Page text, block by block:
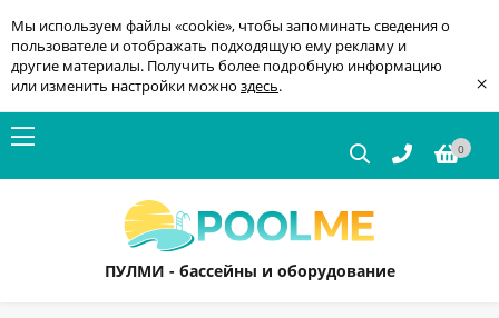
Мы используем файлы «cookie», чтобы запоминать сведения о
пользователе и отображать подходящую ему рекламу и
другие материалы. Получить более подробную информацию
или изменить настройки можно здесь. ×
0
ПУЛМИ - бассейны и оборудование